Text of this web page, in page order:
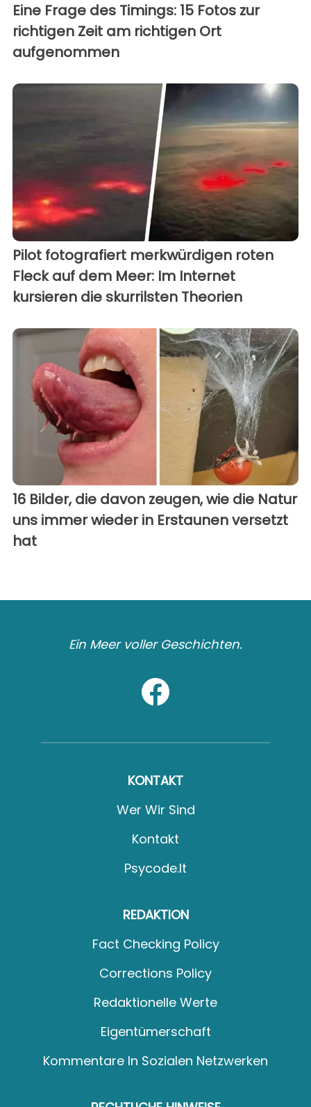
Eine Frage des Timings: 15 Fotos zur
richtigen Zeit am richtigen Ort
aufgenommen
Pilot fotografiert merkwürdigen roten
Fleck auf dem Meer: Im Internet
kursieren die skurrilsten Theorien
16 Bilder, die davon zeugen, wie die Natur
uns immer wieder in Erstaunen versetzt
hat
Ein Meer voller Geschichten.
KONTAKT
Wer Wir Sind
Kontakt
Psycode.it
REDAKTION
Fact Checking Policy
Corrections Policy
Redaktionelle Werte
Eigentümerschaft
Kommentare In Sozialen Netzwerken